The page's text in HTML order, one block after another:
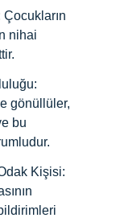
nihai
gönüllüler,
bu